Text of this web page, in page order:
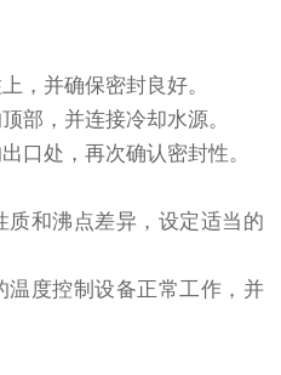
并确保密封良好。
，并连接冷却水源。
处，再次确认密封性。
和沸点差异，设定适当的
度控制设备正常工作，并